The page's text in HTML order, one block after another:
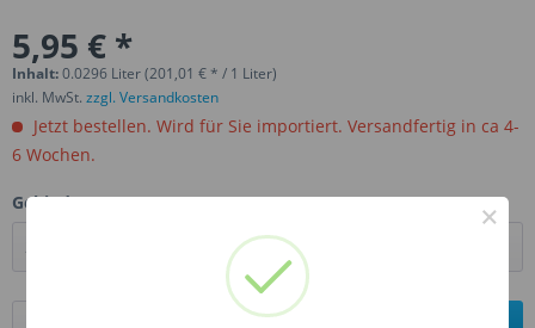
5,95 € *
Inhalt:0.0296 Liter (201,01 € * / 1 Liter)
inkl. MwSt. zzgl. Versandkosten
Jetzt bestellen. Wird für Sie importiert. Versandfertig in ca 4-
6 Wochen.
Gebinde: ×